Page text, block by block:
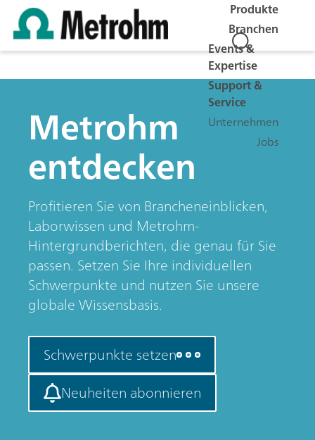
Produkte
Branchen
Events &
Expertise
Support &
Service
Unternehmen
Jobs
Metrohm
entdecken
Profitieren Sie von Brancheneinblicken,
Laborwissen und Metrohm-
Hintergrundberichten, die genau für Sie
passen. Setzen Sie Ihre individuellen
Schwerpunkte und nutzen Sie unsere
globale Wissensbasis.
Schwerpunkte setzen
Neuheiten abonnieren